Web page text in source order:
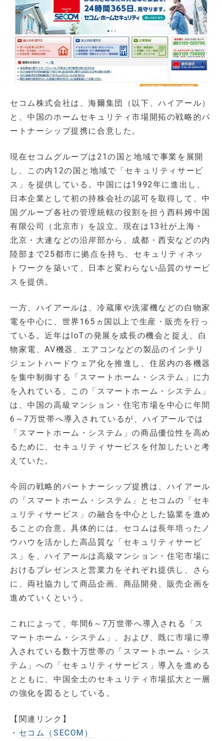
セコム株式会社は、海爾集団（以下、ハイアール）
と、中国のホームセキュリティ市場開拓の戦略的パ
ートナーシップ提携に合意した。
現在セコムグループは21の国と地域で事業を展開
し、この内12の国と地域で「セキュリティサービ
ス」を提供している。中国には1992年に進出し、
日本企業として初の持株会社の認可を取得して、中
国グループ各社の管理統轄の役割を担う西科姆中国
有限公司（北京市）を設立。現在は13社が上海・
北京・大連などの沿岸部から、成都・西安などの内
陸部まで25都市に拠点を持ち、セキュリティネッ
トワークを築いて、日本と変わらない品質のサービ
スを提供。
一方、ハイアールは、冷蔵庫や洗濯機などの白物家
電を中心に、世界165ヵ国以上で生産・販売を行っ
ている。近年はIoTの発展を成長の機会と捉え、白
物家電、AV機器、エアコンなどの製品のインテリ
ジェントハードウェア化を推進し、住居内の各機器
を集中制御する「スマートホーム・システム」に力
を入れている。この「スマートホーム・システム」
は、中国の高級マンション・住宅市場を中心に年間
6～7万世帯へ導入されているが、ハイアールでは
「スマートホーム・システム」の商品優位性を高め
るために、セキュリティサービスを付加したいと考
えていた。
今回の戦略的パートナーシップ提携は、ハイアール
の「スマートホーム・システム」とセコムの「セキ
ュリティサービス」の融合を中心とした協業を進め
ることの合意。具体的には、セコムは長年培ったノ
ウハウを活かした高品質な「セキュリティサービ
ス」を、ハイアールは高級マンション・住宅市場に
おけるプレゼンスと営業力をそれぞれ提供し、さら
に、両社協力して商品企画、商品開発、販売企画を
進めていくという。
これによって、年間6～7万世帯へ導入される「ス
マートホーム・システム」、および、既に市場に導
入されている数十万世帯の「スマートホーム・シス
テム」への「セキュリティサービス」導入を進める
とともに、中国全土のセキュリティ市場拡大と一層
の強化を図るとしている。
【関連リンク】
・ セコム（SECOM）